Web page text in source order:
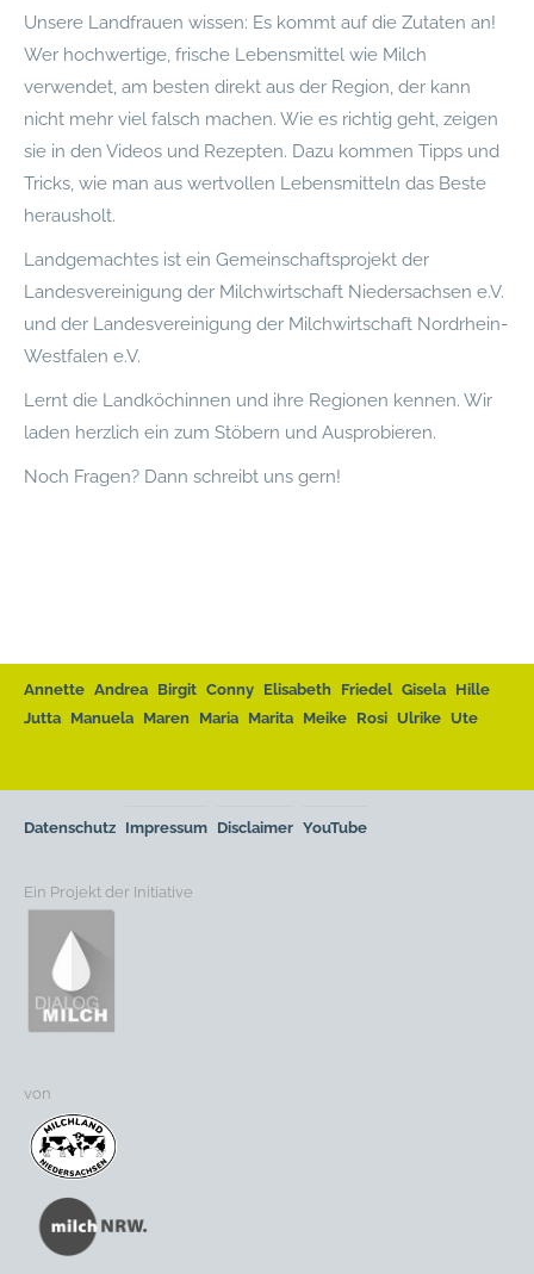
Unsere Landfrauen wissen: Es kommt auf die Zutaten an!
Wer hochwertige, frische Lebensmittel wie Milch
verwendet, am besten direkt aus der Region, der kann
nicht mehr viel falsch machen. Wie es richtig geht, zeigen
sie in den Videos und Rezepten. Dazu kommen Tipps und
Tricks, wie man aus wertvollen Lebensmitteln das Beste
herausholt.
Landgemachtes ist ein Gemeinschaftsprojekt der
Landesvereinigung der Milchwirtschaft Niedersachsen e.V.
und der Landesvereinigung der Milchwirtschaft Nordrhein-
Westfalen e.V.
Lernt die Landköchinnen und ihre Regionen kennen. Wir
laden herzlich ein zum Stöbern und Ausprobieren.
Noch Fragen? Dann schreibt uns gern!
Annette Andrea Birgit Conny Elisabeth Friedel Gisela Hille
Jutta Manuela Maren Maria Marita Meike Rosi Ulrike Ute
Datenschutz Impressum Disclaimer YouTube
Ein Projekt der Initiative
von